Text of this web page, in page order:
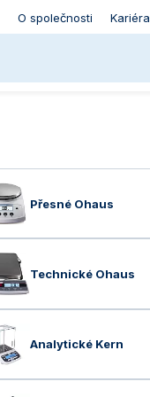
O společnosti Kariéra
Přesné Ohaus
Technické Ohaus
Analytické Kern